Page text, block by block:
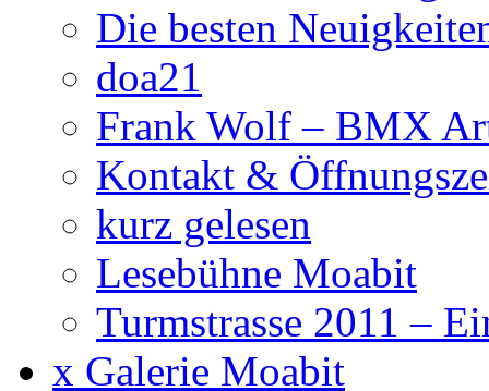
Die besten
doa21
Frank Wolf – BMX
Kontakt &
kurz gelesen
Lesebühne Moabit
Turmstrasse 2011 –
x Galerie Moabit